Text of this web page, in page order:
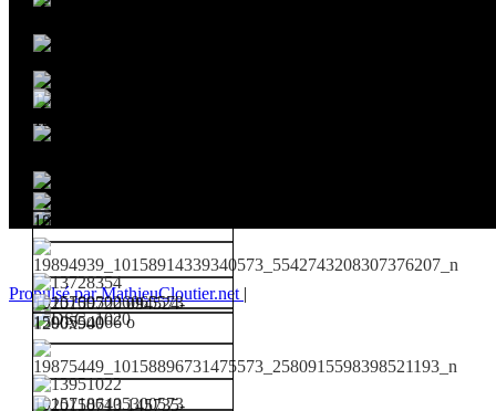
Propulsé par MathieuCloutier.net |